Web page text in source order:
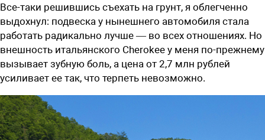
Все-таки решившись съехать на грунт, я облегченно
выдохнул: подвеска у нынешнего автомобиля стала
работать радикально лучше — во всех отношениях. Но
внешность итальянского Cherokee у меня по-прежнему
вызывает зубную боль, а цена от 2,7 млн рублей
усиливает ее так, что терпеть невозможно.